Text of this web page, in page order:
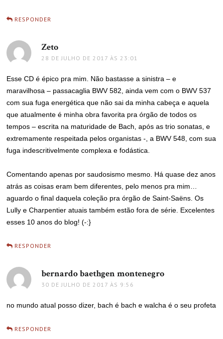
RESPONDER
Zeto
28 DE JULHO DE 2017 ÀS 23:01
Esse CD é épico pra mim. Não bastasse a sinistra – e
maravilhosa – passacaglia BWV 582, ainda vem com o BWV 537
com sua fuga energética que não sai da minha cabeça e aquela
que atualmente é minha obra favorita pra órgão de todos os
tempos – escrita na maturidade de Bach, após as trio sonatas, e
extremamente respeitada pelos organistas -, a BWV 548, com sua
fuga indescritivelmente complexa e fodástica.
Comentando apenas por saudosismo mesmo. Há quase dez anos
atrás as coisas eram bem diferentes, pelo menos pra mim…
aguardo o final daquela coleção pra órgão de Saint-Saëns. Os
Lully e Charpentier atuais também estão fora de série. Excelentes
esses 10 anos do blog! (-:}
RESPONDER
bernardo baethgen montenegro
30 DE JULHO DE 2017 ÀS 9:56
no mundo atual posso dizer, bach é bach e walcha é o seu profeta
RESPONDER